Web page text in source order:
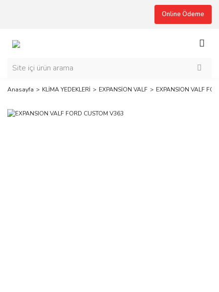
Online Ödeme
Anasayfa KLİMA YEDEKLERİ EXPANSİON VALF EXPANSION VALF